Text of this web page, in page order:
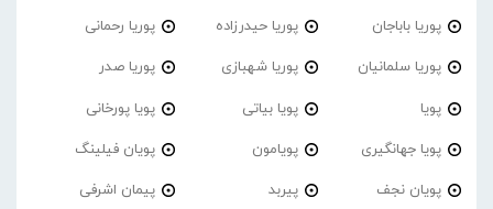
پوریا باباجان پوریا حیدرزاده پوریا رحمانی
پوریا سلمانیان پوریا شهبازی پوریا صدر
پویا پویا بیاتی پویا پورخانی
پویا جهانگیری پویامون پویان فیلینگ
پویان نجف پیربد پیمان اشرفی